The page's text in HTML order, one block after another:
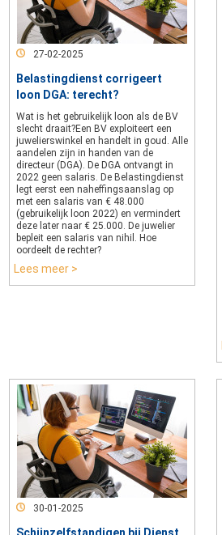
27-02-2025
Belastingdienst corrigeert
loon DGA: terecht?
Wat is het gebruikelijk loon als de BV
slecht draait?Een BV exploiteert een
juwelierswinkel en handelt in goud. Alle
aandelen zijn in handen van de
directeur (DGA). De DGA ontvangt in
2022 geen salaris. De Belastingdienst
legt eerst een naheffingsaanslag op
met een salaris van € 48.000
(gebruikelijk loon 2022) en vermindert
deze later naar € 25.000. De juwelier
bepleit een salaris van nihil. Hoe
oordeelt de rechter?
Lees meer >
30-01-2025